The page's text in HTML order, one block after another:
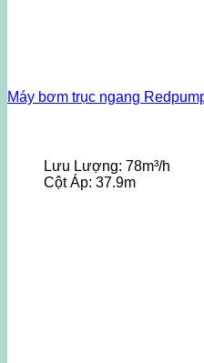
Máy bơm trục ngang
Lưu Lượng: 78m³/h
Cột Áp: 37.9m